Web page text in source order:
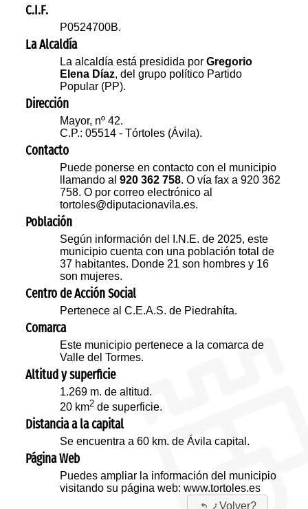
C.I.F.
P0524700B.
La Alcaldía
La alcaldía está presidida porGregorio
Elena Díaz, del grupo político Partido
Popular (PP).
Dirección
Mayor, nº 42.
C.P.: 05514 - Tórtoles (Ávila).
Contacto
Puede ponerse en contacto con el municipio
llamando al920 362 758. O vía fax a 920 362
758. O por correo electrónico al
tortoles@diputacionavila.es.
Población
Según información del I.N.E. de 2025, este
municipio cuenta con una población total de
37 habitantes. Donde 21 son hombres y 16
son mujeres.
Centro de Acción Social
Pertenece al C.E.A.S. de Piedrahíta.
Comarca
Este municipio pertenece a la comarca de
Valle del Tormes.
Altitud y superficie
1.269 m. de altitud.
20 km2 de superficie.
Distancia a la capital
Se encuentra a 60 km. de Ávila capital.
Página Web
Puedes ampliar la información del municipio
visitando su página web:www.tortoles.es
¿Volver?